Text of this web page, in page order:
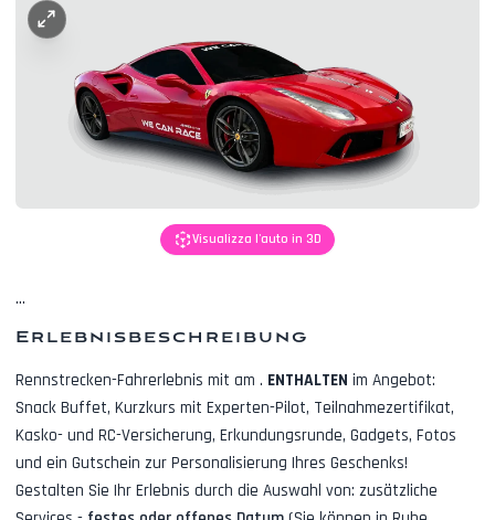
Visualizza l'auto in 3D
...
Erlebnisbeschreibung
Rennstrecken-Fahrerlebnis mit am . ENTHALTEN im Angebot:
Snack Buffet, Kurzkurs mit Experten-Pilot, Teilnahmezertifikat,
Kasko- und RC-Versicherung, Erkundungsrunde, Gadgets, Fotos
und ein Gutschein zur Personalisierung Ihres Geschenks!
Gestalten Sie Ihr Erlebnis durch die Auswahl von: zusätzliche